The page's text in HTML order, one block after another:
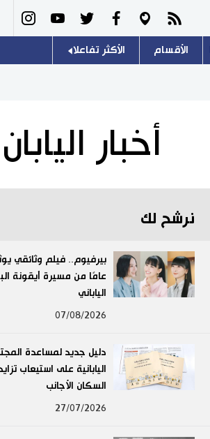
الأقسام
تجارب وآراء
سياسة
اقتصاد
مجتمع
ثقافة
طوكيو
الأكثر تفاعلا
هو وهي
المطبخ الياباني
أخبار اليابان
نرشح لك
عامًا من مسيرة أيقونة
الياباني
07/08/2026
دليل جديد لمساعدة
اليابانية على استيعاب
السكان الأجانب
27/07/2026